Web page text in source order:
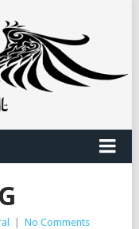
| No Comments